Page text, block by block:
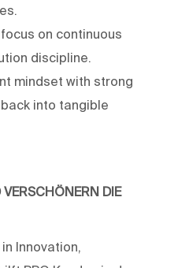
on continuous
discipline.
mindset with strong
into tangible
DIE
Innovation,